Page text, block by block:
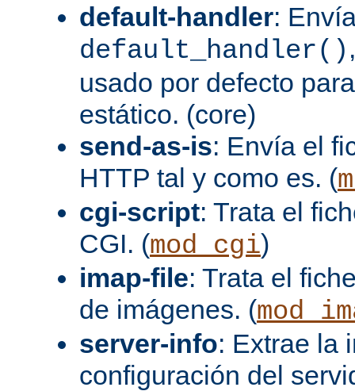
default-handler:
default_handler()
usado por defecto
estático. (core)
send-as-is: Envía el
HTTP tal y como es. (
cgi-script: Trata el
CGI. (mod_cgi)
imap-file: Trata el
de imágenes. (
server-info: Extrae la
configuración del